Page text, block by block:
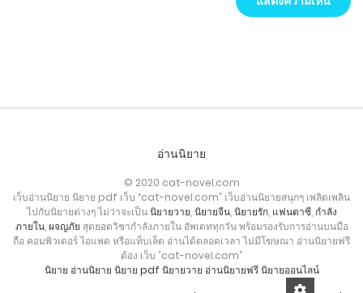
อ่านนิยาย
© 2020 cat-novel.com
เว็บอ่านนิยาย นิยาย pdf เว็บ “cat-novel.com” เว็บอ่านนิยายสนุกๆ เพลิดเพลิน
ไปกับนิยายต่างๆ ไม่ว่าจะเป็นนิยายวาย นิยายจีน, นิยายรัก, แฟนตาซี, กำลัง
ภายใน, ผจญภัย สุดยอดวิชากำลังภายใน อัพเดททุกวัน พร้อมรองรับการอ่านบนมือ
ถือ คอมพิวเตอร์ ไอแพด หรือแท็บเล็ต อ่านได้ตลอดเวลา ไม่มีโฆษณา อ่านนิยายฟรี
ต้อง เว็บ ”cat-novel.com”
นิยาย อ่านนิยาย นิยาย pdf นิยายวาย อ่านนิยายฟรี นิยายออนไลน์